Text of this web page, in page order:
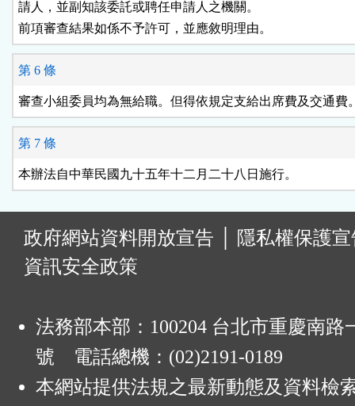
請人，並副知該委託或聘任申請人之機關。
前項審查結果如係不予許可，並應敘明理由。
第 6 條
審查小組委員均為無給職。但得依規定支給出席費及交通費
第 7 條
本辦法自中華民國九十五年十二月二十八日施行。
政府網站資料開放宣告
隱私權保護
資訊安全政策
法務部本部：100204 台北市重慶南路
號 電話總機：(02)2191-0189
本網站提供法規之最新動態及資料檢